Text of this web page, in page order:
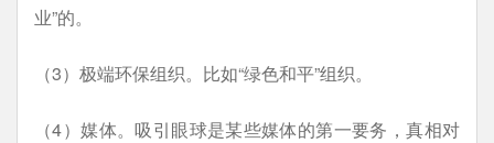
业”的。
（3）极端环保组织。比如“绿色和平”组织。
（4）媒体。吸引眼球是某些媒体的第一要务，真相对